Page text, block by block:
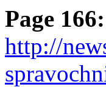
Page 166:
http://